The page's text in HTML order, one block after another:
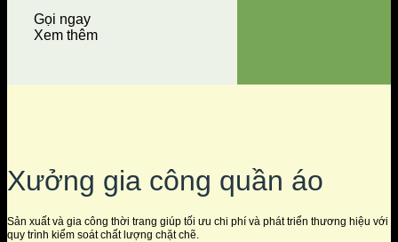
Gọi ngay
Xem thêm
Xưởng gia công quần áo
Sản xuất và gia công thời trang giúp tối ưu chi phí và phát triển thương hiệu với
quy trình kiểm soát chất lượng chặt chẽ.